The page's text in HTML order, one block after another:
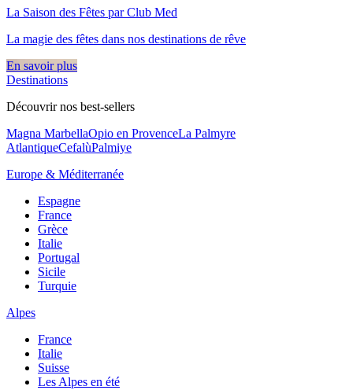
La Saison des Fêtes par Club Med
La magie des fêtes dans nos destinations de rêve​
En savoir plus
Destinations
Découvrir nos best-sellers
Magna MarbellaOpio en ProvenceLa Palmyre
AtlantiqueCefalùPalmiye
Europe & Méditerranée
Espagne
France
Grèce
Italie
Portugal
Sicile
Turquie
Alpes
France
Italie
Suisse
Les Alpes en été